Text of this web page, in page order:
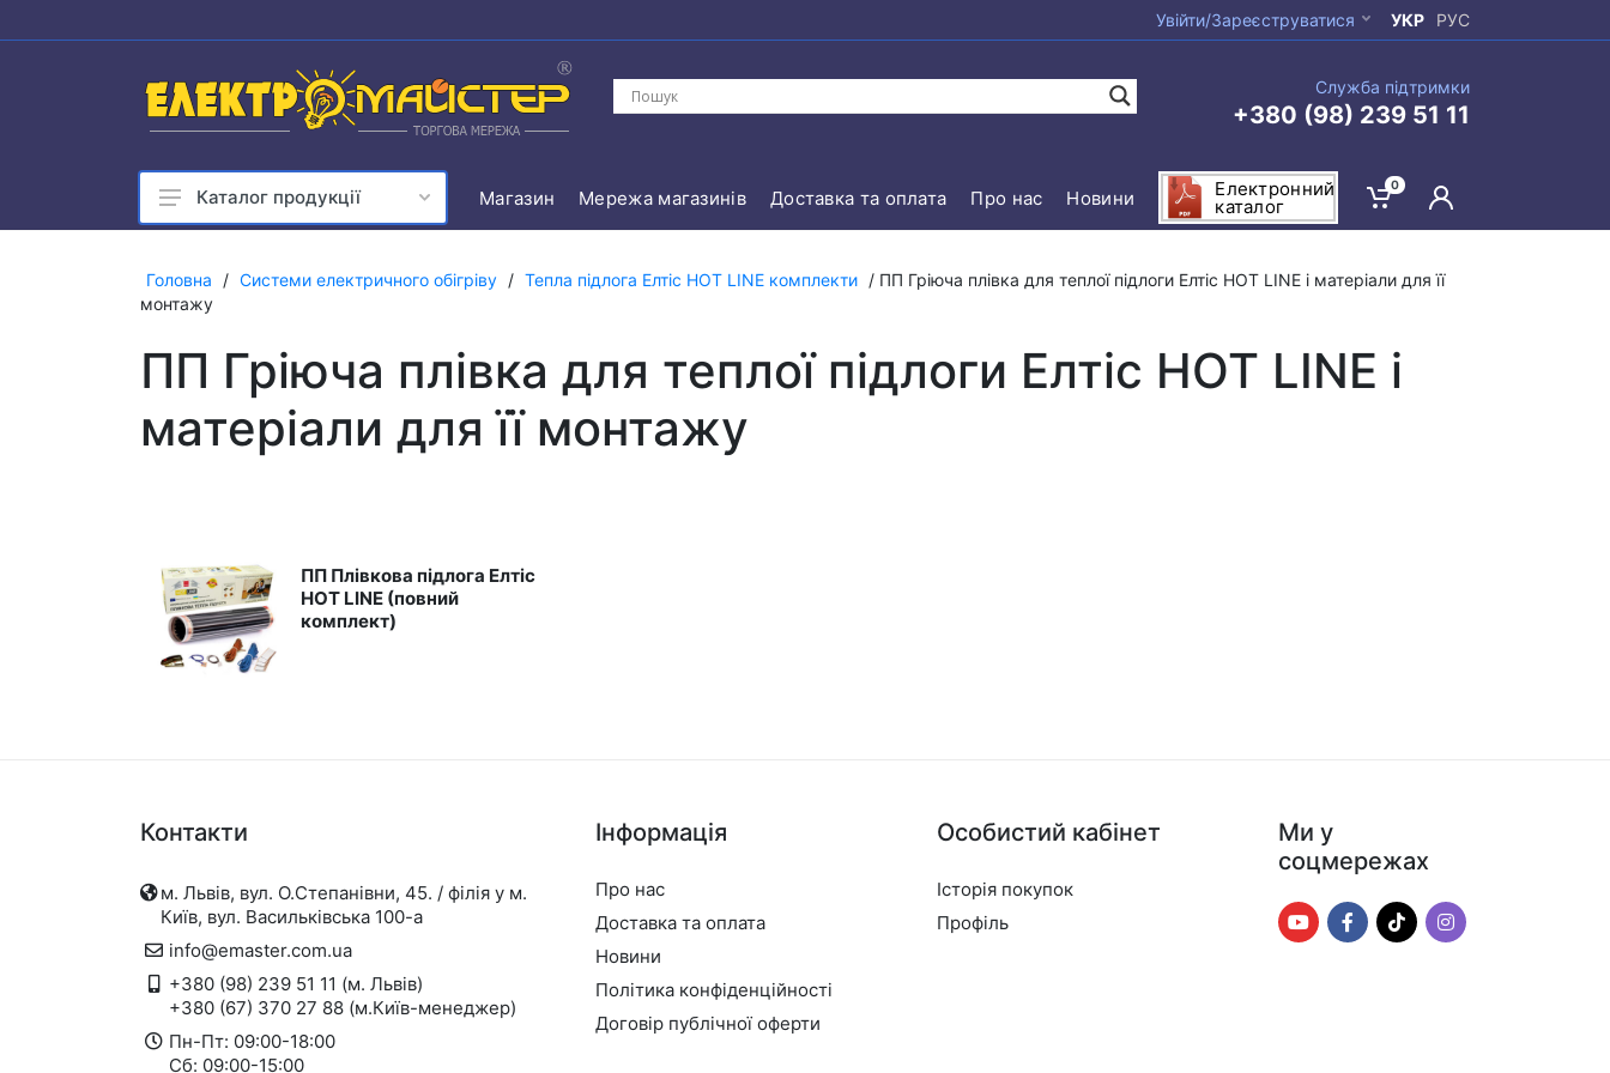
Увійти/Зареєструватися УКР РУС
Служба підтримки
+380 (98) 239 51 11
продукція
Системи електричного
Засоби для прокладки,
монтажу і кріплення кабеля
Монтажні вироби
Захист від перепадів напруги,
безперебійне живлення,
блискавкозахист
Магнітні пускачі, контактори,
розподільчі
пластикові
Щитки, бокси металеві
Дверки ревізійні (металеві та
пластмасові)
Вентилятори, вент.решітки,
повітроводи
Каталог продукції Магазин Мережа магазинів Доставка та оплата Про нас Новини Електронний
каталог
0
Головна / Системи електричного обігріву / Тепла підлога Елтіс HOT LINE комплекти / ПП Гріюча плівка для теплої підлоги Елтіс HOT LINE і матеріали для її
монтажу
ПП Гріюча плівка для теплої підлоги Елтіс HOT LINE і
матеріали для її монтажу
ПП Плівкова підлога Елтіс
HOT LINE (повний
комплект)
Контакти
м. Львів, вул. О.Степанівни, 45. / філія у м.
Київ, вул. Васильківська 100-а
info@emaster.com.ua
+380 (98) 239 51 11 (м. Львів)
+380 (67) 370 27 88 (м.Київ-менеджер)
Пн-Пт: 09:00-18:00
Сб: 09:00-15:00
Інформація
Про нас
Доставка та оплата
Новини
Політика конфіденційності
Договір публічної оферти
Особистий кабінет
Історія покупок
Профіль
Ми у
соцмережах